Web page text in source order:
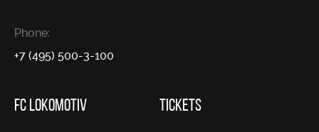
Phone:
+7 (495) 500-3-100
FC LOKOMOTIV TICKETS